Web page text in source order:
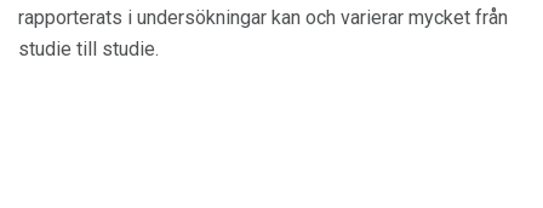
rapporterats i undersökningar kan och varierar mycket från
studie till studie.